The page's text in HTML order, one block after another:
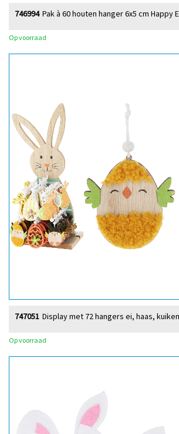
Pak à 60 houten hanger 6x5 cm Happy
746994
Op voorraad
Display met 72 hangers ei, haas,
747051
Op voorraad